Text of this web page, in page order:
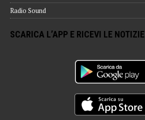
Radio Sound
SCARICA L’APP E RICEVI LE NOTIZIE